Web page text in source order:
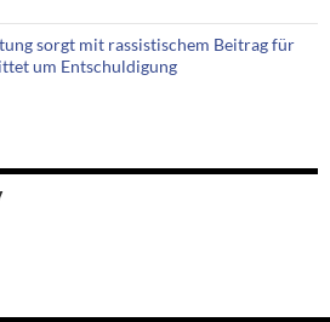
sorgt mit rassistischem Beitrag für
um Entschuldigung